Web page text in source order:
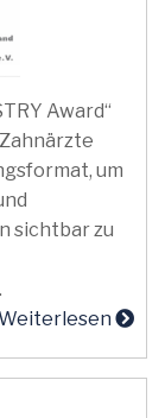
Award“
um
sichtbar zu